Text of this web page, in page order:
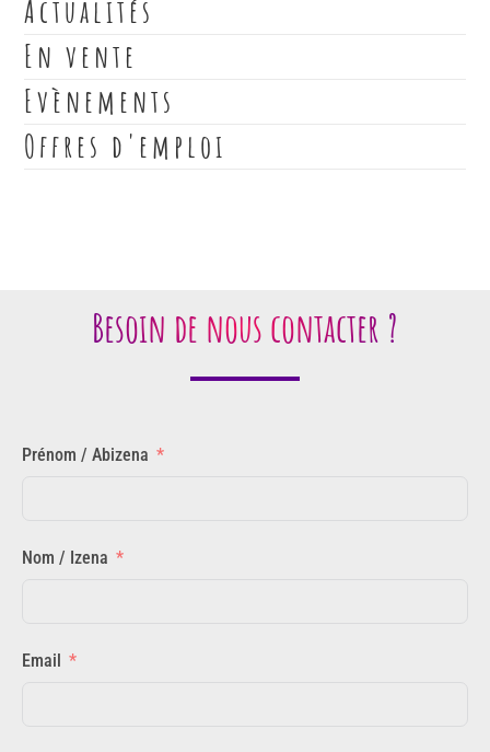
Actualités
En vente
Evènements
Offres d'emploi
Besoin de nous contacter ?
Prénom / Abizena
Nom / Izena
Email